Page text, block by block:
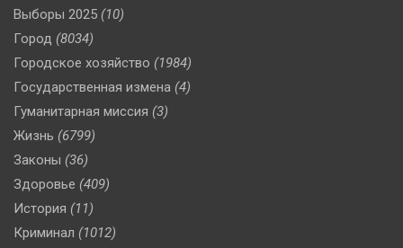
Выборы 2025 (10)
Город (8034)
Городское хозяйство (1984)
Государственная измена (4)
Гуманитарная миссия (3)
Жизнь (6799)
Законы (36)
Здоровье (409)
История (11)
Криминал (1012)